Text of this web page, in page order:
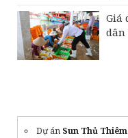
Giá
Dự án Sun Thủ Thiêm